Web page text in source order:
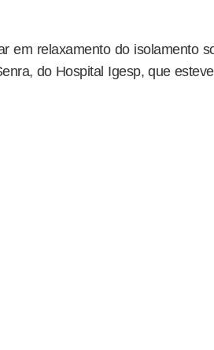
em relaxamento do isolamento
do Hospital Igesp, que